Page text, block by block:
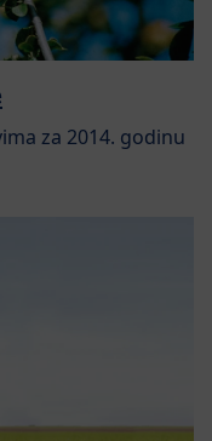
za 2014. godinu